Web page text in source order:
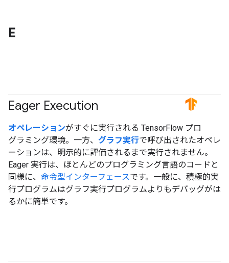
E
Eager Execution #TensorFlow
オペレーションがすぐに実行される TensorFlow プロ
グラミング環境。一方、 グラフ実行で呼び出されたオペレ
ーションは、明示的に評価されるまで実行されません。
Eager 実行は、ほとんどのプログラミング言語のコードと
同様に、 命令型インターフェースです。一般に、積極的実
行プログラムはグラフ実行プログラムよりもデバッグがは
るかに簡単です。